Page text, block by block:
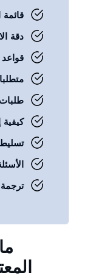
دقة
قواعد
كيفية